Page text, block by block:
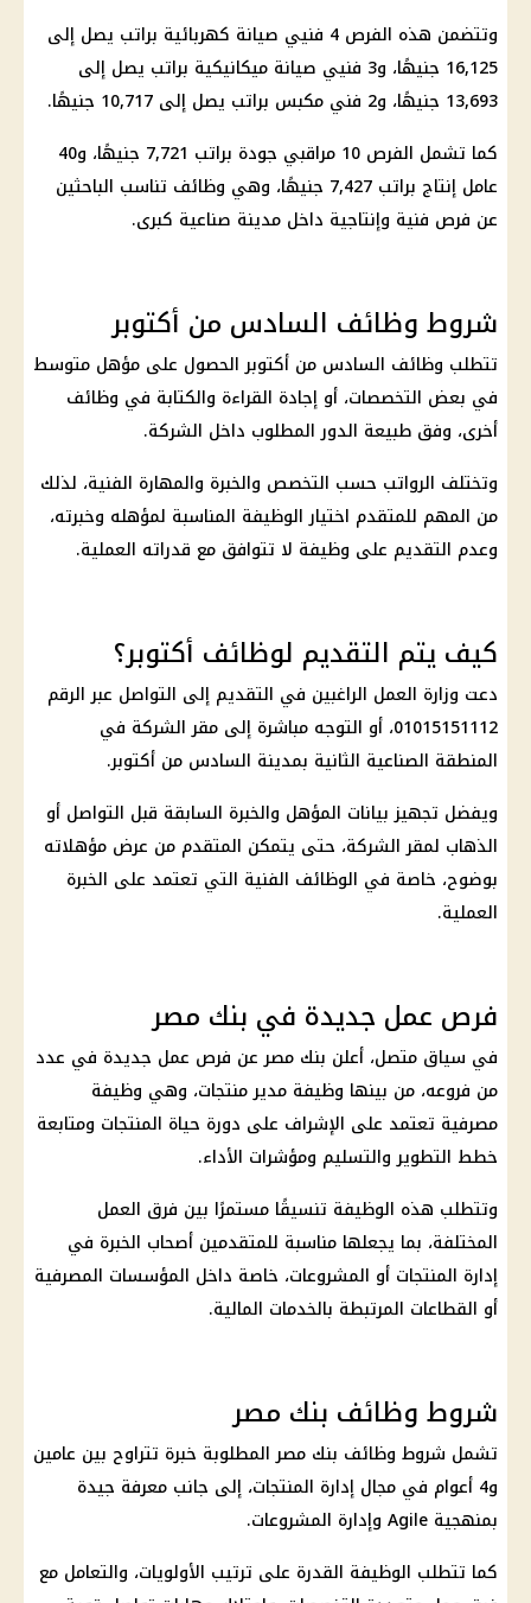
وتتضمن هذه الفرص 4 فنيي صيانة كهربائية براتب يصل إلى
16,125 جنيهًا، و3 فنيي صيانة ميكانيكية براتب يصل إلى
13,693 جنيهًا، و2 فني مكبس براتب يصل إلى 10,717 جنيهًا.
كما تشمل الفرص 10 مراقبي جودة براتب 7,721 جنيهًا، و40
عامل إنتاج براتب 7,427 جنيهًا، وهي وظائف تناسب الباحثين
عن فرص فنية وإنتاجية داخل مدينة صناعية كبرى.
شروط وظائف السادس من أكتوبر
تتطلب وظائف السادس من أكتوبر الحصول على مؤهل متوسط
في بعض التخصصات، أو إجادة القراءة والكتابة في وظائف
أخرى، وفق طبيعة الدور المطلوب داخل الشركة.
وتختلف الرواتب حسب التخصص والخبرة والمهارة الفنية، لذلك
من المهم للمتقدم اختيار الوظيفة المناسبة لمؤهله وخبرته،
وعدم التقديم على وظيفة لا تتوافق مع قدراته العملية.
كيف يتم التقديم لوظائف أكتوبر؟
دعت وزارة العمل الراغبين في التقديم إلى التواصل عبر الرقم
01015151112، أو التوجه مباشرة إلى مقر الشركة في
المنطقة الصناعية الثانية بمدينة السادس من أكتوبر.
ويفضل تجهيز بيانات المؤهل والخبرة السابقة قبل التواصل أو
الذهاب لمقر الشركة، حتى يتمكن المتقدم من عرض مؤهلاته
بوضوح، خاصة في الوظائف الفنية التي تعتمد على الخبرة
العملية.
فرص عمل جديدة في بنك مصر
في سياق متصل، أعلن بنك مصرعن فرص عمل جديدة في عدد
من فروعه، من بينها وظيفة مدير منتجات، وهي وظيفة
مصرفية تعتمد على الإشراف على دورة حياة المنتجات ومتابعة
خطط التطوير والتسليم ومؤشرات الأداء.
وتتطلب هذه الوظيفة تنسيقًا مستمرًا بين فرق العمل
المختلفة، بما يجعلها مناسبة للمتقدمين أصحاب الخبرة في
إدارة المنتجات أو المشروعات، خاصة داخل المؤسسات المصرفية
أو القطاعات المرتبطة بالخدمات المالية.
شروط وظائف بنك مصر
تشمل شروط وظائف بنك مصرالمطلوبة خبرة تتراوح بين عامين
و4 أعوام في مجال إدارة المنتجات، إلى جانب معرفة جيدة
بمنهجية Agile وإدارة المشروعات.
كما تتطلب الوظيفة القدرة على ترتيب الأولويات، والتعامل مع